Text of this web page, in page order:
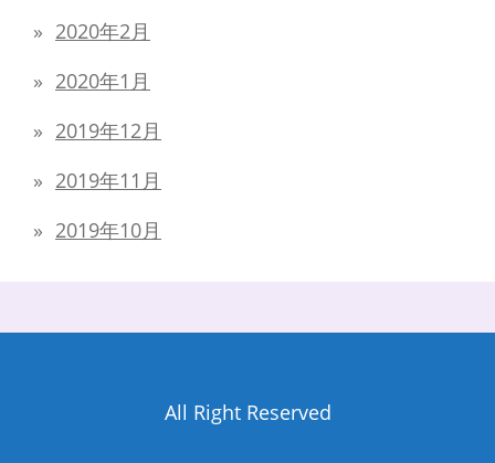
2020年2月
2020年1月
2019年12月
2019年11月
2019年10月
All Right Reserved